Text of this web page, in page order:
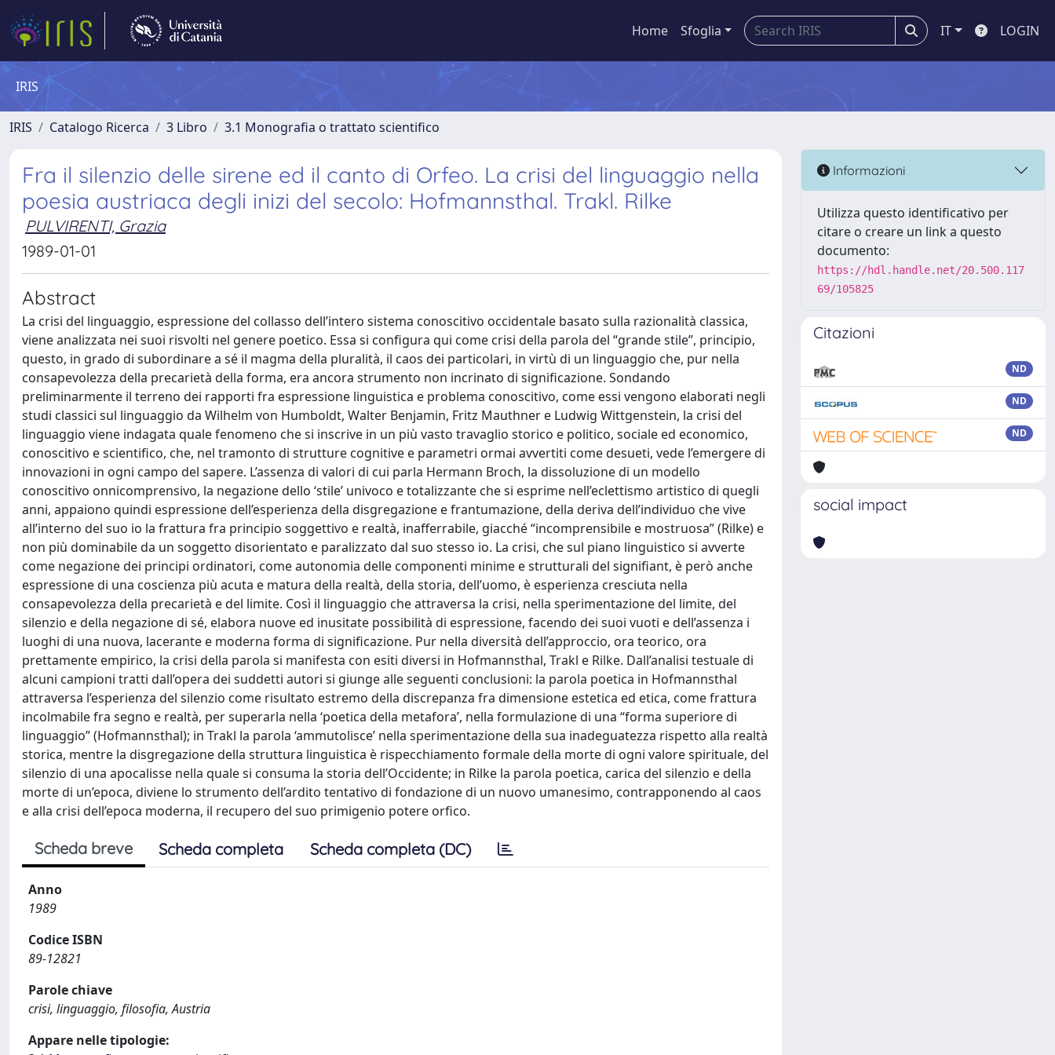
Home Sfoglia IT LOGIN
IRIS
IRIS Catalogo Ricerca 3 Libro 3.1 Monografia o trattato scientifico
Fra il silenzio delle sirene ed il canto di Orfeo. La crisi del linguaggio nella
poesia austriaca degli inizi del secolo: Hofmannsthal. Trakl. Rilke
PULVIRENTI, Grazia
1989-01-01
Abstract
La crisi del linguaggio, espressione del collasso dell’intero sistema conoscitivo occidentale basato sulla razionalità classica,
viene analizzata nei suoi risvolti nel genere poetico. Essa si configura qui come crisi della parola del “grande stile”, principio,
questo, in grado di subordinare a sé il magma della pluralità, il caos dei particolari, in virtù di un linguaggio che, pur nella
consapevolezza della precarietà della forma, era ancora strumento non incrinato di significazione. Sondando
preliminarmente il terreno dei rapporti fra espressione linguistica e problema conoscitivo, come essi vengono elaborati negli
studi classici sul linguaggio da Wilhelm von Humboldt, Walter Benjamin, Fritz Mauthner e Ludwig Wittgenstein, la crisi del
linguaggio viene indagata quale fenomeno che si inscrive in un più vasto travaglio storico e politico, sociale ed economico,
conoscitivo e scientifico, che, nel tramonto di strutture cognitive e parametri ormai avvertiti come desueti, vede l’emergere di
innovazioni in ogni campo del sapere. L’assenza di valori di cui parla Hermann Broch, la dissoluzione di un modello
conoscitivo onnicomprensivo, la negazione dello ‘stile’ univoco e totalizzante che si esprime nell’eclettismo artistico di quegli
anni, appaiono quindi espressione dell’esperienza della disgregazione e frantumazione, della deriva dell’individuo che vive
all’interno del suo io la frattura fra principio soggettivo e realtà, inafferrabile, giacché “incomprensibile e mostruosa” (Rilke) e
non più dominabile da un soggetto disorientato e paralizzato dal suo stesso io. La crisi, che sul piano linguistico si avverte
come negazione dei principi ordinatori, come autonomia delle componenti minime e strutturali del signifiant, è però anche
espressione di una coscienza più acuta e matura della realtà, della storia, dell’uomo, è esperienza cresciuta nella
consapevolezza della precarietà e del limite. Così il linguaggio che attraversa la crisi, nella sperimentazione del limite, del
silenzio e della negazione di sé, elabora nuove ed inusitate possibilità di espressione, facendo dei suoi vuoti e dell’assenza i
luoghi di una nuova, lacerante e moderna forma di significazione. Pur nella diversità dell’approccio, ora teorico, ora
prettamente empirico, la crisi della parola si manifesta con esiti diversi in Hofmannsthal, Trakl e Rilke. Dall’analisi testuale di
alcuni campioni tratti dall’opera dei suddetti autori si giunge alle seguenti conclusioni: la parola poetica in Hofmannsthal
attraversa l’esperienza del silenzio come risultato estremo della discrepanza fra dimensione estetica ed etica, come frattura
incolmabile fra segno e realtà, per superarla nella ‘poetica della metafora’, nella formulazione di una “forma superiore di
linguaggio” (Hofmannsthal); in Trakl la parola ‘ammutolisce’ nella sperimentazione della sua inadeguatezza rispetto alla realtà
storica, mentre la disgregazione della struttura linguistica è rispecchiamento formale della morte di ogni valore spirituale, del
silenzio di una apocalisse nella quale si consuma la storia dell’Occidente; in Rilke la parola poetica, carica del silenzio e della
morte di un’epoca, diviene lo strumento dell’ardito tentativo di fondazione di un nuovo umanesimo, contrapponendo al caos
e alla crisi dell’epoca moderna, il recupero del suo primigenio potere orfico.
Scheda breve Scheda completa Scheda completa (DC)
Anno
1989
Codice ISBN
89-12821
Parole chiave
crisi, linguaggio, filosofia, Austria
Appare nelle tipologie:
Informazioni
Utilizza questo identificativo per
citare o creare un link a questo
documento:
https://hdl.handle.net/20.500.117
69/105825
Citazioni
ND
ND
ND
social impact